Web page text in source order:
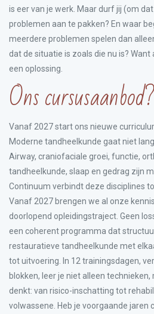
is eer van je werk. Maar durf jij (om
problemen aan te pakken? En waar
meerdere problemen spelen dan
dat de situatie is zoals die nu is?
een oplossing.
Ons cursusaanbod?
Vanaf 2027 start ons nieuwe
Moderne tandheelkunde gaat niet
Airway, craniofaciale groei, functie,
tandheelkunde, slaap en gedrag zijn
Continuum verbindt deze disciplines
Vanaf 2027 brengen we al onze
doorlopend opleidingstraject. Geen
een coherent programma dat
restauratieve tandheelkunde met
tot uitvoering. In 12 trainingsdagen,
blokken, leer je niet alleen
denkt: van risico-inschatting tot
volwassene. Heb je voorgaande jaren